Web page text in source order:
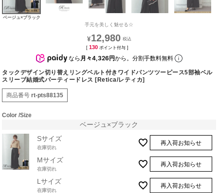
ベージュ×ブラック
手元を美しく魅せる☆
¥12,980
[ 130 ポイント付与 ]
なら 月々4,326円から。分割手数料無料
タックデザイン切り替えリングベルト付きワイドパンツツーピース5部袖ベル
スリーブ結婚式パーティードレス [Retica/レティカ]
商品番号 rt-pts88135
Color Size
ベージュ×ブラック
Sサイズ
在庫切れ
再入荷お知らせ
Mサイズ
在庫切れ
再入荷お知らせ
Lサイズ
在庫切れ
再入荷お知らせ